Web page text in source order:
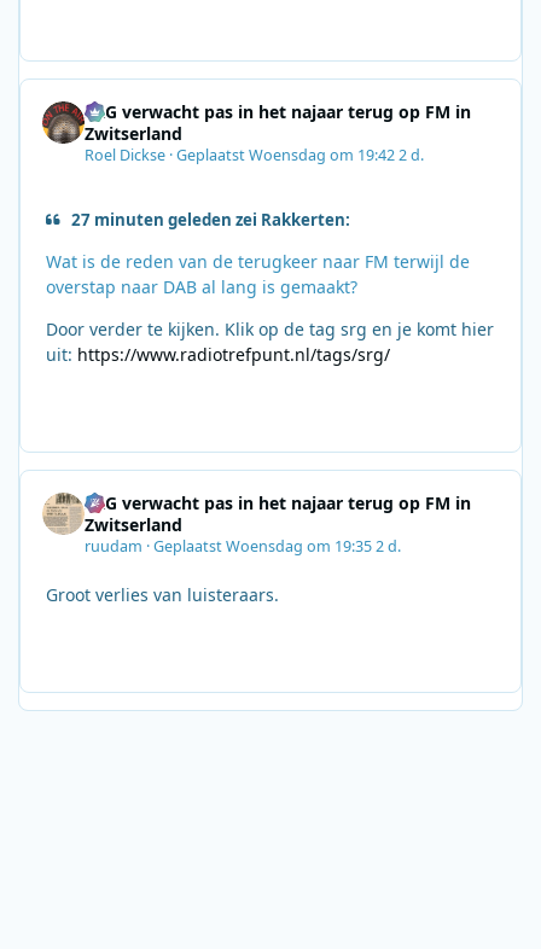
SRG verwacht pas in het najaar terug op FM in
Zwitserland
Roel Dickse ·GeplaatstWoensdag om 19:422 d.
27 minuten geleden zei Rakkerten:
Wat is de reden van de terugkeer naar FM terwijl de
overstap naar DAB al lang is gemaakt?
Door verder te kijken. Klik op de tag srg en je komt hier
uit: https://www.radiotrefpunt.nl/tags/srg/
SRG verwacht pas in het najaar terug op FM in
Zwitserland
ruudam ·GeplaatstWoensdag om 19:352 d.
Groot verlies van luisteraars.